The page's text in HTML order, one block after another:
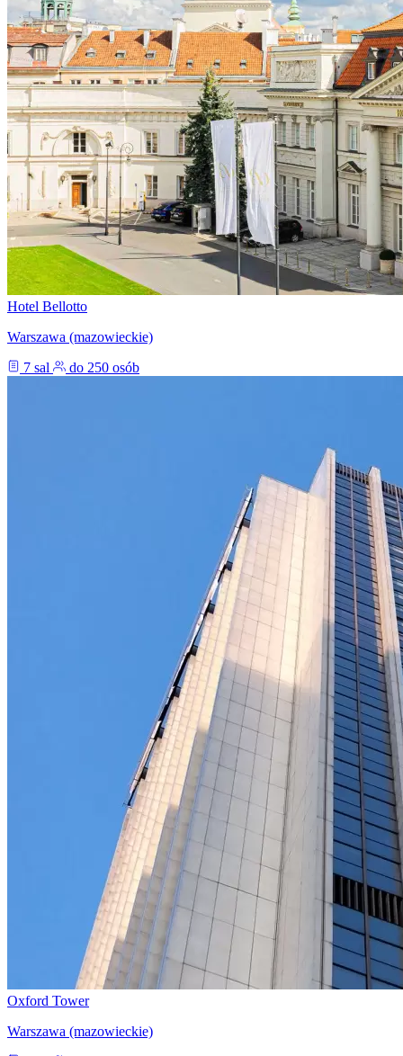
Hotel Bellotto
Warszawa (mazowieckie)
7 sal
do 250 osób
Oxford Tower
Warszawa (mazowieckie)